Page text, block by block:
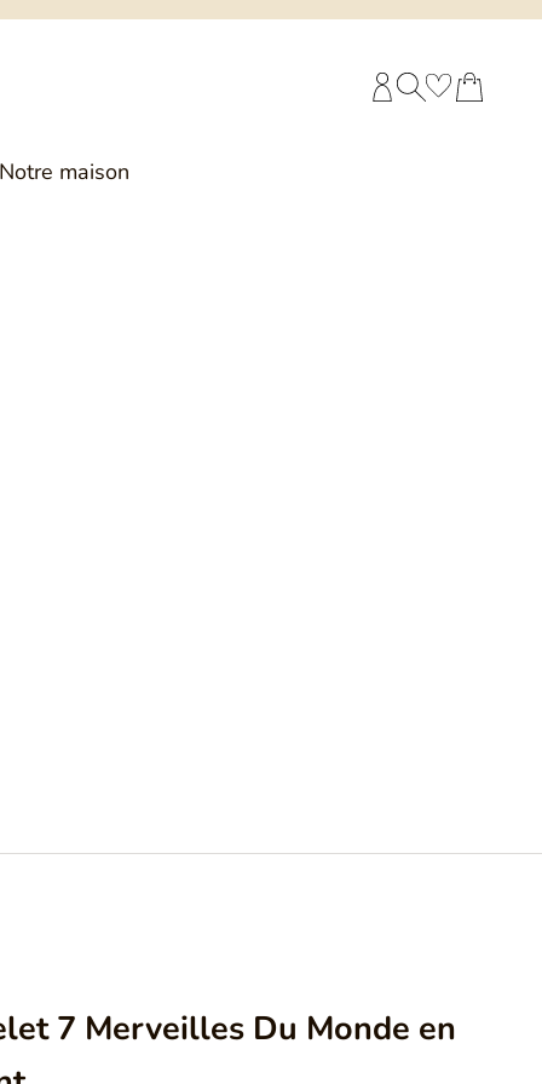
Notre maison
COMPTE CLIENT
RECHERCHEPANIER
7 Merveilles Du Monde en